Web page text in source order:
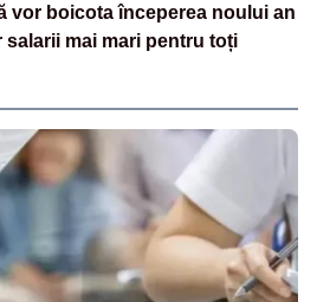
vor boicota începerea noului an
salarii mai mari pentru toți